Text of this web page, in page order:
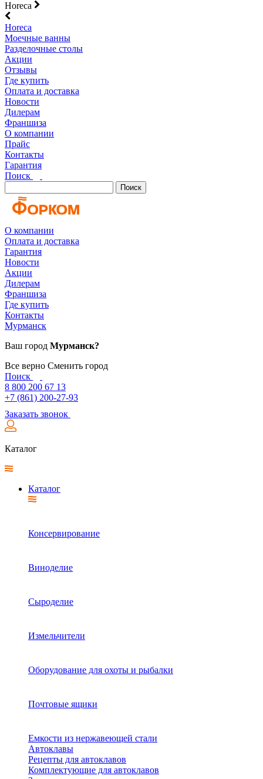
Horeca
Horeca
Моечные ванны
Разделочные столы
Акции
Отзывы
Где купить
Оплата и доставка
Новости
Дилерам
Франшиза
О компании
Прайс
Контакты
Гарантия
Поиск
Поиск
О компании
Оплата и доставка
Гарантия
Новости
Акции
Дилерам
Франшиза
Где купить
Контакты
Мурманск
Ваш город Мурманск?
Все верно Сменить город
Поиск
8 800 200 67 13
+7 (861) 200-27-93
Заказать звонок
Каталог
Каталог
Консервирование
Виноделие
Сыроделие
Измельчители
Оборудование для охоты и рыбалки
Почтовые ящики
Емкости из нержавеющей стали
Автоклавы
Рецепты для автоклавов
Комплектующие для автоклавов